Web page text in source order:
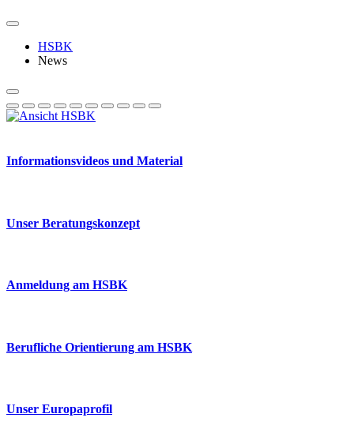
HSBK
News
Informationsvideos und Material
Unser Beratungskonzept
Anmeldung am HSBK
Berufliche Orientierung am HSBK
Unser Europaprofil